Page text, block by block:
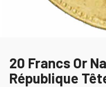
20 Francs Or
République